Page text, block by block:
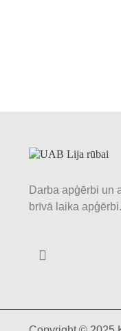
Darba apģērbi un
brīvā laika apģērbi.